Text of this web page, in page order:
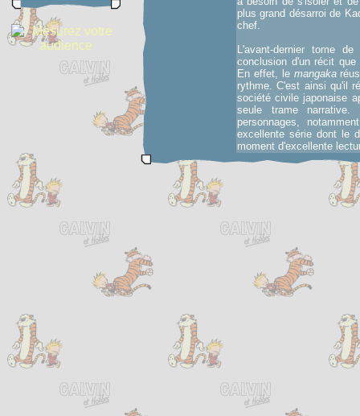
plus grand désarroi de
chef.
L'avant-dernier tome
conclusion d'un récit
En effet, le mangaka
rythme. C'est ainsi qu'il
société civile japonaise
seule trame
personnages,
excellente série dont le
moment d'excellente